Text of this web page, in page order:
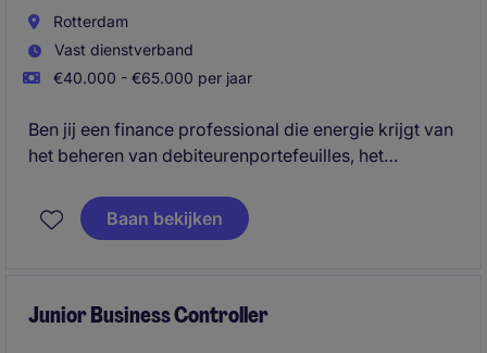
Rotterdam
Vast dienstverband
€40.000 - €65.000 per jaar
Ben jij een finance professional die energie krijgt van
het beheren van debiteurenportefeuilles, het
financiële risico's? In deze veelzijdige functie
combineer je operationeel debiteurenbeheer met
Baan bekijken
Junior Business Controller